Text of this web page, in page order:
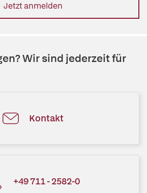
Jetzt anmelden
Wir sind jederzeit für
Kontakt
+49 711 - 2582-0